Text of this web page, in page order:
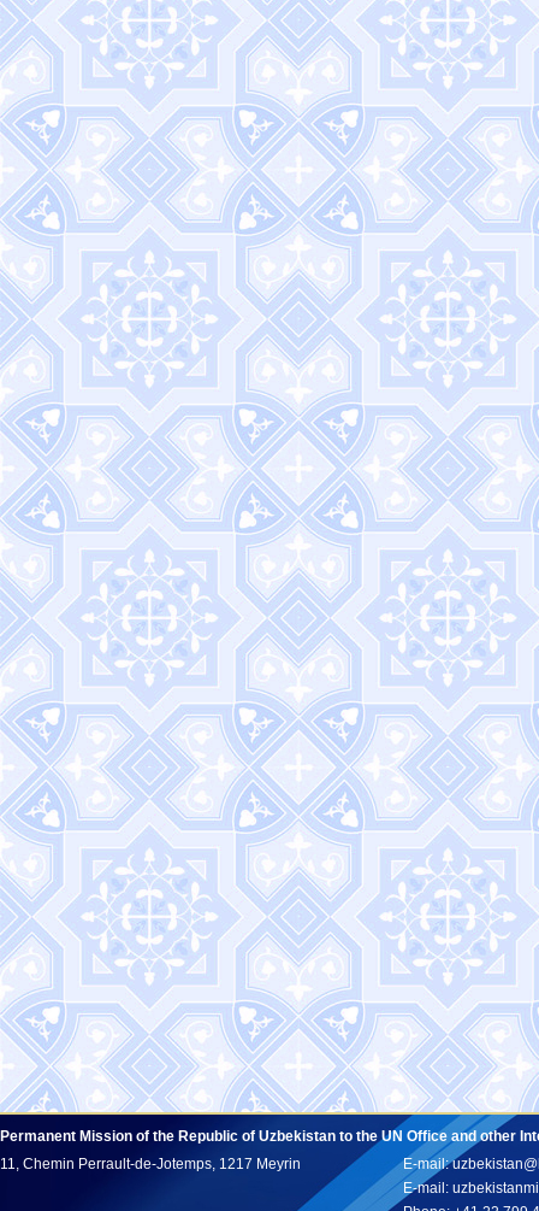
Permanent Mission of the Republic of Uzbekistan to the UN Office and other
11, Chemin Perrault-de-Jotemps, 1217 Meyrin
E-mail:
E-mail: